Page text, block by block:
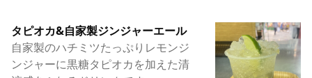
タピオカ&自家製ジンジャーエール
自家製のハチミツたっぷりレモンジ
ンジャーに黒糖タピオカを加えた清